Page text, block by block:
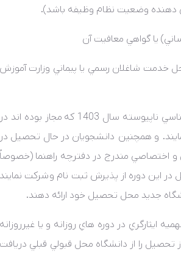
دهنده وضعيت نظام وظيفه باشد).
يا گواهي معافيت آن
خدمت شاغلان رسمي يا پيماني وزارت آموزش
سال 1403 که
مجاز بوده اند در
سال 1404 ثبت نام و شرکت نمايند. و همچنين دانشجويان در حال تحصيل در
و اختصاصي مندرج در دفترچه راهنما (خصوصاً
در اين دوره از پذيرش ثبت نام و شرکت نمايند
جديد محل تحصيل خود ارائه دهند.
از سهميه ايثارگري در دوره هاي روزانه و يا غيرروزانه
تحصيل را از دانشگاه محل قبولي قبلي دريافت